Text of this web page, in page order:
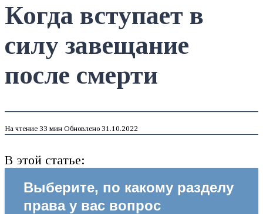
Когда вступает в
силу завещание
после смерти
На чтение 33 мин Обновлено 31.10.2022
В этой статье: